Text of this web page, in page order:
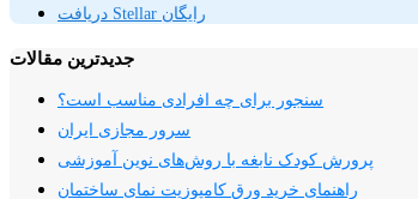
دریافت Stellar رایگان
جدیدترین مقالات
سنجور برای چه افرادی مناسب است؟
سرور مجازی ایران
پرورش کودک نابغه با روش‌های نوین آموزشی
راهنمای خرید ورق کامپوزیت نمای ساختمان